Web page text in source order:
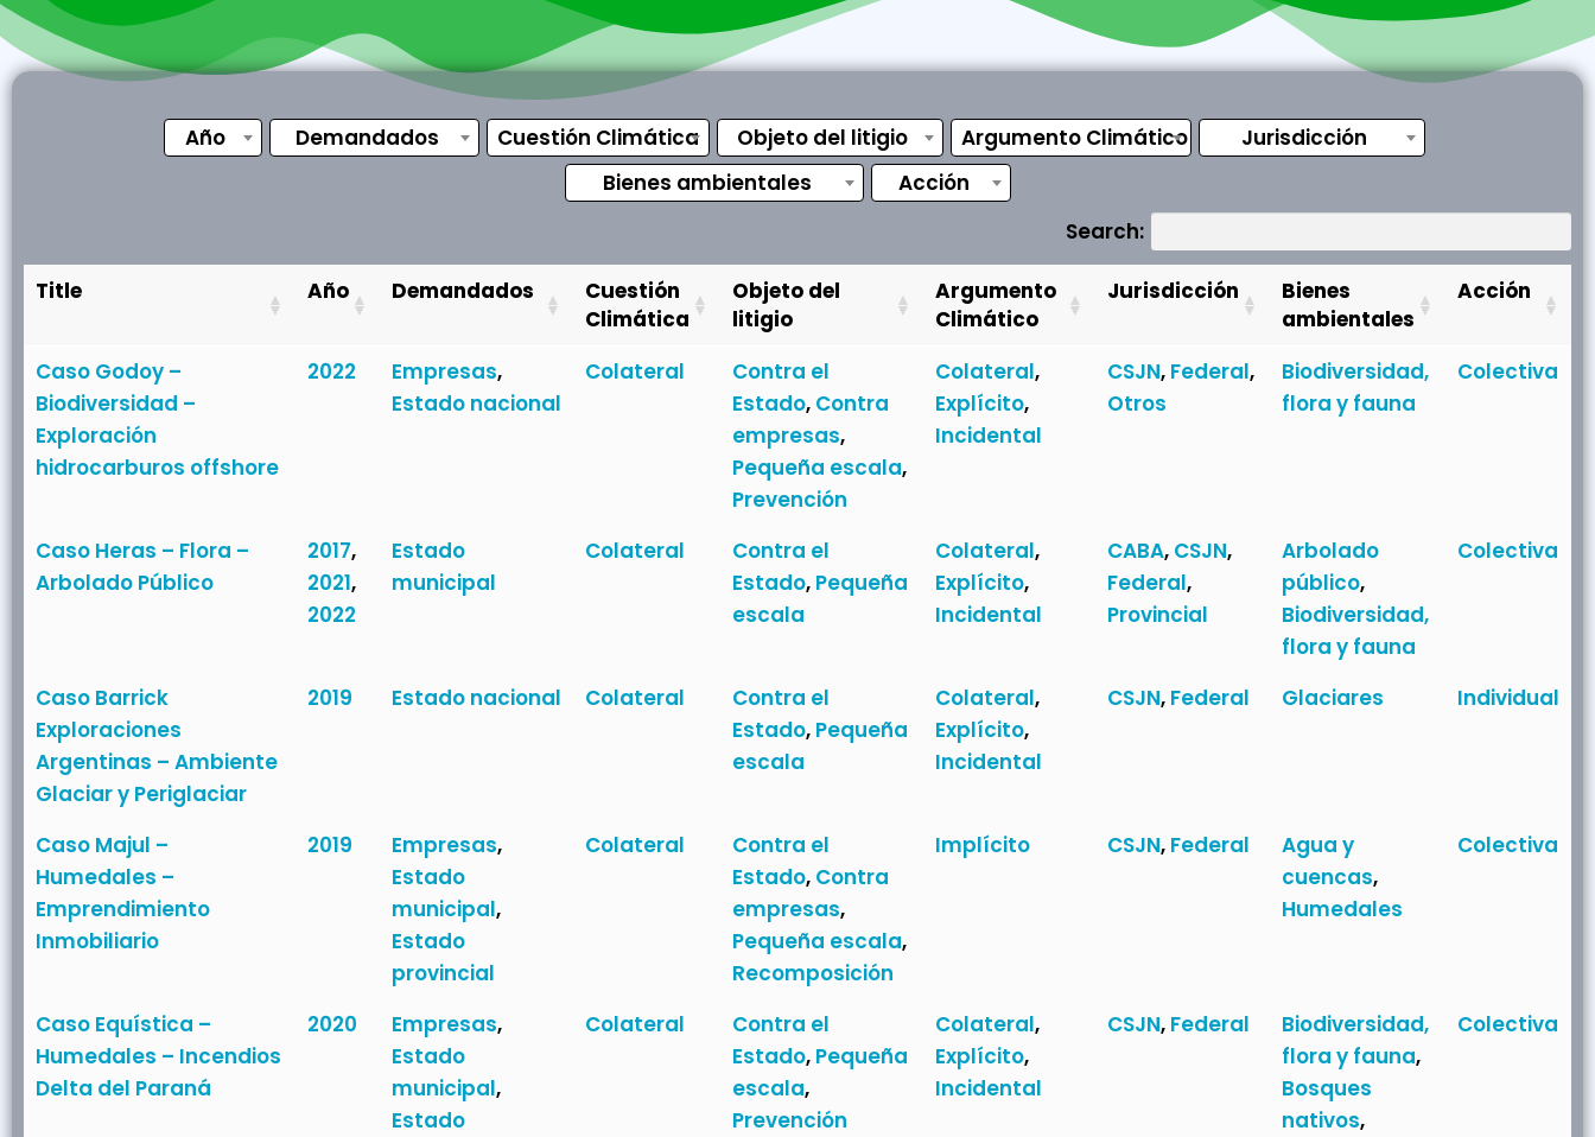
Año Demandados Cuestión Climática Objeto del litigio Argumento Climático
Jurisdicción
Bienes ambientales
Acción
Search:
Title Año Demandados
Cuestión
Climática
Objeto del
litigio
Argumento
Climático
Jurisdicción
Bienes
ambientales
Acción
Caso Godoy –
Biodiversidad –
Exploración
hidrocarburos offshore
2022 Empresas,
Estado nacional
Colateral
Contra el
Estado, Contra
empresas,
Pequeña escala,
Prevención
Colateral,
Explícito,
Incidental
CSJN, Federal,
Otros
Biodiversidad,
flora y fauna
Colectiva
Caso Heras – Flora –
Arbolado Público
2017,
2021,
2022
Estado
municipal
Colateral
Contra el
Estado, Pequeña
escala
Colateral,
Explícito,
Incidental
CABA, CSJN,
Federal,
Provincial
Arbolado
público,
Biodiversidad,
flora y fauna
Colectiva
Caso Barrick
Exploraciones
Argentinas – Ambiente
Glaciar y Periglaciar
2019 Estado nacional Colateral
Contra el
Estado, Pequeña
escala
Colateral,
Explícito,
Incidental
CSJN, Federal Glaciares Individual
Caso Majul –
Humedales –
Emprendimiento
Inmobiliario
2019 Empresas,
Estado
municipal,
Estado
provincial
Colateral
Contra el
Estado, Contra
empresas,
Pequeña escala,
Recomposición
Implícito CSJN, Federal
Agua y
cuencas,
Humedales
Colectiva
Caso Equística –
Humedales – Incendios
Delta del Paraná
2020 Empresas,
Estado
municipal,
Estado
Colateral
Contra el
Estado, Pequeña
escala,
Prevención
Colateral,
Explícito,
Incidental
CSJN, Federal
Biodiversidad,
flora y fauna,
Bosques
nativos,
Colectiva